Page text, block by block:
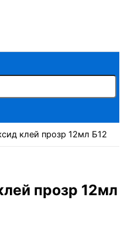
клей прозр 12мл Б12
прозр 12мл